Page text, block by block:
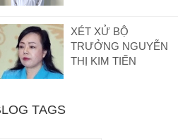
XÉT XỬ BỘ
TRƯỞNG NGUYỄN
THỊ KIM TIẾN
TAGS